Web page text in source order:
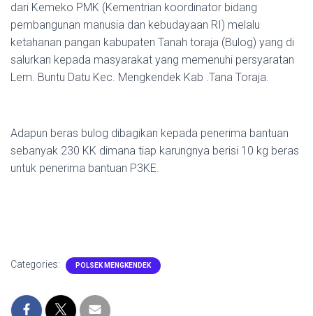
dari Kemeko PMK (Kementrian koordinator bidang
pembangunan manusia dan kebudayaan RI) melalu
ketahanan pangan kabupaten Tanah toraja (Bulog) yang di
salurkan kepada masyarakat yang memenuhi persyaratan
Lem. Buntu Datu Kec. Mengkendek Kab .Tana Toraja.
Adapun beras bulog dibagikan kepada penerima bantuan
sebanyak 230 KK dimana tiap karungnya berisi 10 kg beras
untuk penerima bantuan P3KE.
Categories: POLSEK MENGKENDEK